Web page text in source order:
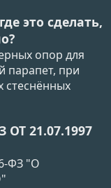
это сделать,
опор для
парапет, при
стеснённых
21.07.1997
ФЗ "О